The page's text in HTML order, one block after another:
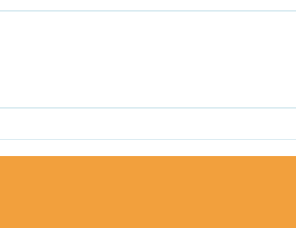
le 29 novembre 2025 de
Associations de Pleurtuit
à